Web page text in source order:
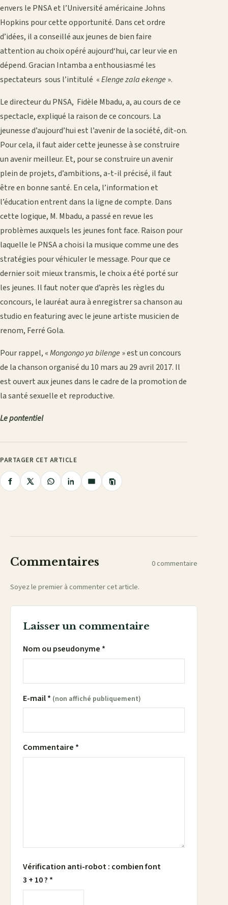
envers le PNSA et l’Université américaine Johns
Hopkins pour cette opportunité. Dans cet ordre
d’idées, il a conseillé aux jeunes de bien faire
attention au choix opéré aujourd‘hui, car leur vie en
dépend. Gracian Intamba a enthousiasmé les
spectateurs sous l’intitulé «Elenge zala ekenge».
Le directeur du PNSA, Fidèle Mbadu, a, au cours de ce
spectacle, expliqué la raison de ce concours. La
jeunesse d’aujourd’hui est l’avenir de la société, dit-on.
Pour cela, il faut aider cette jeunesse à se construire
un avenir meilleur. Et, pour se construire un avenir
plein de projets, d’ambitions, a-t-il précisé, il faut
être en bonne santé. En cela, l’information et
l’éducation entrent dans la ligne de compte. Dans
cette logique, M. Mbadu, a passé en revue les
problèmes auxquels les jeunes font face. Raison pour
laquelle le PNSA a choisi la musique comme une des
stratégies pour véhiculer le message. Pour que ce
dernier soit mieux transmis, le choix a été porté sur
les jeunes. Il faut noter que d’après les règles du
concours, le lauréat aura à enregistrer sa chanson au
studio en featuring avec le jeune artiste musicien de
renom, Ferré Gola.
Pour rappel, «Mongongo ya bilenge» est un concours
de la chanson organisé du 10 mars au 29 avril 2017. Il
est ouvert aux jeunes dans le cadre de la promotion de
la santé sexuelle et reproductive.
Le pontentiel
PARTAGER CET ARTICLE
PartagerPartagerPartagerPartagerPartager
Copier
le
Commentaires 0 commentaire
Soyez le premier à commenter cet article.
Laisser un commentaire
Nom ou pseudonyme *
E-mail * (non affiché publiquement)
Commentaire *
Vérification anti-robot : combien font
3 + 10 ? *